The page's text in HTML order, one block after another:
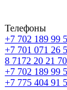
Телефоны
+7 702 189 99
+7 701 071 26
8 7172 20 21 70
+7 702 189 99
+7 775 404 91